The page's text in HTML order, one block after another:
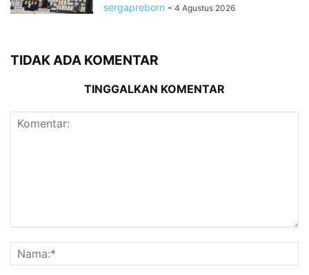
sergapreborn - 4 Agustus 2026
TIDAK ADA KOMENTAR
TINGGALKAN KOMENTAR